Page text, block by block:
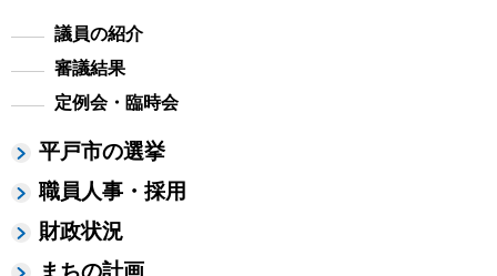
議員の紹介
審議結果
定例会・臨時会
平戸市の選挙
職員人事・採用
財政状況